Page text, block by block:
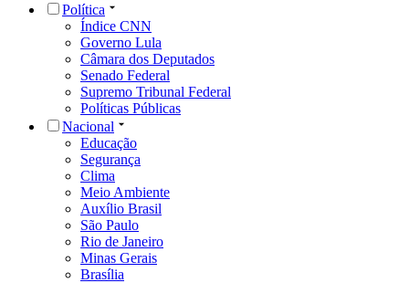
Política
Índice CNN
Governo Lula
Câmara dos Deputados
Senado Federal
Supremo Tribunal Federal
Políticas Públicas
Nacional
Educação
Segurança
Clima
Meio Ambiente
Auxílio Brasil
São Paulo
Rio de Janeiro
Minas Gerais
Brasília